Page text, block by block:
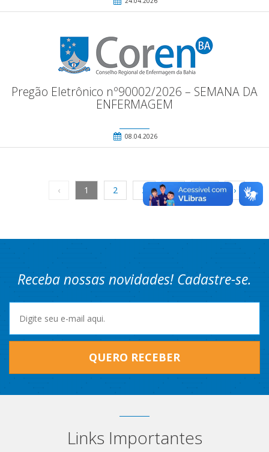
Pregão Eletrônico nº90002/2026 – SEMANA DA
ENFERMAGEM
08.04.2026
‹ 1 2 3 ... 69 ›
Receba nossas novidades! Cadastre-se.
QUERO RECEBER
Links Importantes